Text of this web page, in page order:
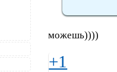
можешь))))
+1